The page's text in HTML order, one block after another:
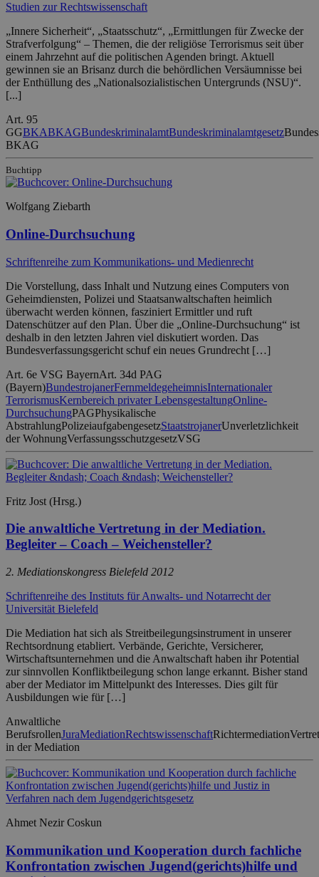
Studien zur Rechtswissenschaft
„Innere Sicherheit“, „Staatsschutz“, „Ermittlungen für Zwecke der
Strafverfolgung“ – Themen, die der religiöse Terrorismus seit über
einem Jahrzehnt auf die politischen Agenden bringt. Aktuell
gewinnen sie an Brisanz durch die behördlichen Versäumnisse bei
der Enthüllung des „Nationalsozialistischen Untergrunds (NSU)“.
[...]
Art. 95
GGBKABKAGBundeskriminalamtBundeskriminalamtgesetz
BKAG
Buchtipp
Wolfgang Ziebarth
Online-Durchsuchung
Schriftenreihe zum Kommunikations- und Medienrecht
Die Vorstellung, dass Inhalt und Nutzung eines Computers von
Geheimdiensten, Polizei und Staatsanwaltschaften heimlich
überwacht werden können, fasziniert Ermittler und ruft
Datenschützer auf den Plan. Über die „Online-Durchsuchung“ ist
deshalb in den letzten Jahren viel diskutiert worden. Das
Bundesverfassungsgericht schuf ein neues Grundrecht […]
Art. 6e VSG BayernArt. 34d PAG
(Bayern)BundestrojanerFernmeldegeheimnisInternationaler
TerrorismusKernbereich privater LebensgestaltungOnline-
DurchsuchungPAGPhysikalische
AbstrahlungPolizeiaufgabengesetzStaatstrojanerUnverletzlichkeit
der WohnungVerfassungsschutzgesetzVSG
Fritz Jost (Hrsg.)
Die anwaltliche Vertretung in der Mediation.
Begleiter – Coach – Weichensteller?
2. Mediationskongress Bielefeld 2012
Schriftenreihe des Instituts für Anwalts- und Notarrecht der
Universität Bielefeld
Die Mediation hat sich als Streitbeilegungsinstrument in unserer
Rechtsordnung etabliert. Verbände, Gerichte, Versicherer,
Wirtschaftsunternehmen und die Anwaltschaft haben ihr Potential
zur sinnvollen Konfliktbeilegung schon lange erkannt. Bisher stand
aber der Mediator im Mittelpunkt des Interesses. Dies gilt für
Ausbildungen wie für […]
Anwaltliche
BerufsrollenJuraMediationRechtswissenschaftRichtermediation
in der Mediation
Ahmet Nezir Coskun
Kommunikation und Kooperation durch fachliche
Konfrontation zwischen Jugend(gerichts)hilfe und